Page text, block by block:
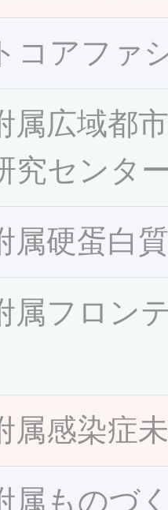
コアファ
属広域都
究センタ
属硬蛋白
属フロン
属感染症
属ものづ